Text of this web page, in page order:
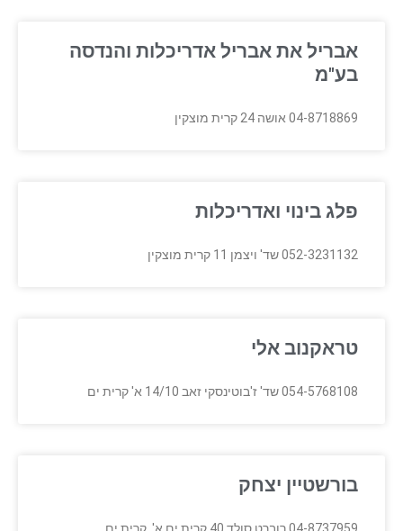
אבריל את אבריל אדריכלות והנדסה
בע"מ
04-8718869 אושה 24 קרית מוצקין
פלג בינוי ואדריכלות
052-3231132 שד' ויצמן 11 קרית מוצקין
טראקנוב אלי
054-5768108 שד' ז'בוטינסקי זאב 14/10 א' קרית ים
בורשטיין יצחק